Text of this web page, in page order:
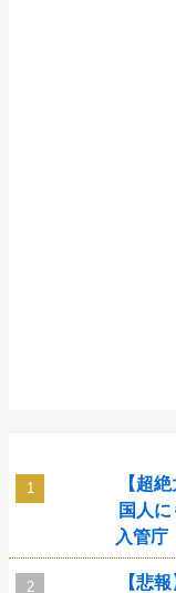
【超
国人に
入管
【悲